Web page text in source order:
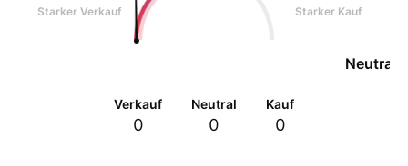
Starker Verkauf Starker Kauf
Neutral
Verkauf
0
Neutral
0
Kauf
0